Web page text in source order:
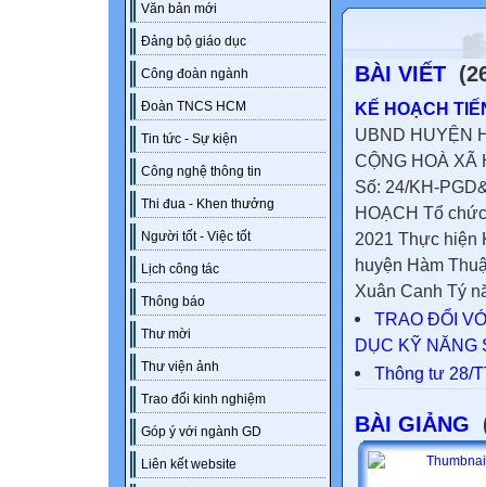
Văn bản mới
Đảng bộ giáo dục
Công đoàn ngành
Đoàn TNCS HCM
Tin tức - Sự kiện
Công nghệ thông tin
Thi đua - Khen thưởng
Người tốt - Việc tốt
Lịch công tác
Thông báo
Thư mời
Thư viện ảnh
Trao đổi kinh nghiệm
Góp ý với ngành GD
Liên kết website
BÀI VIẾT
KẾ HOẠCH
UBND HUYỆN
CỘNG HOÀ XÃ
Số: 24/KH-
HOẠCH Tổ
2021 Thực hiện
huyện Hàm
Xuân Canh Tý
TRAO ĐỔI
DỤC KỸ NĂNG
Thông tư 28/
BÀI GIẢNG